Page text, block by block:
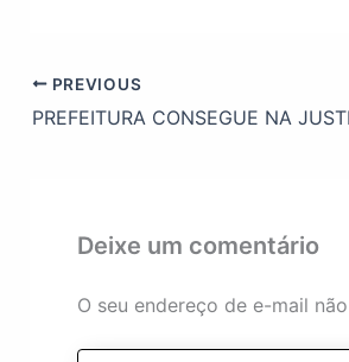
PREVIOUS
Deixe um comentário
O seu endereço de e-mail